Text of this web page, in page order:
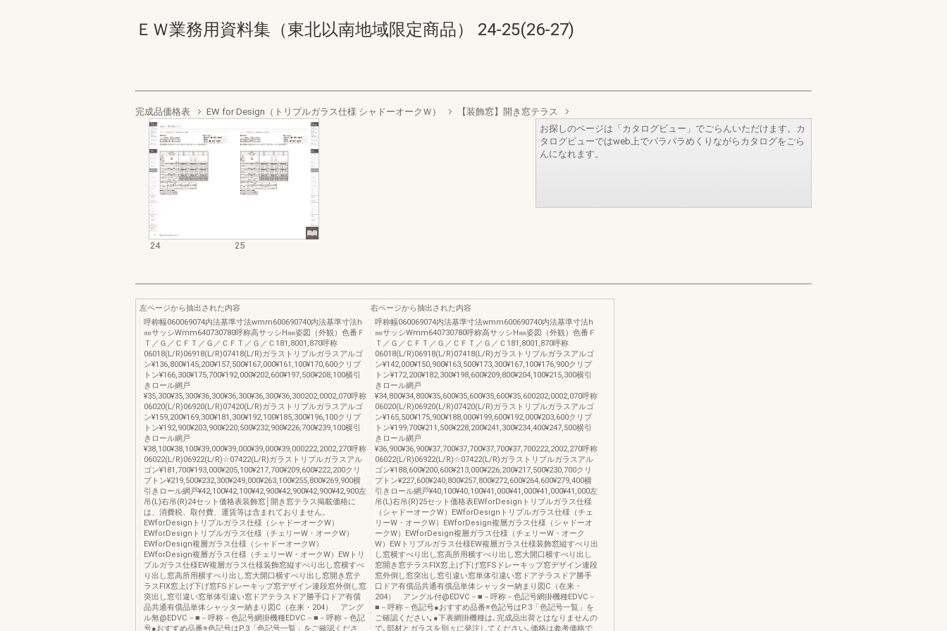
ＥＷ業務用資料集（東北以南地域限定商品） 24-25(26-27)
完成品価格表 EW for Design（トリプルガラス仕様 シャドーオークＷ） 【装飾窓】開き窓テラス
24 25
お探しのページは「カタログビュー」でごらんいただけます。カ
タログビューではweb上でパラパラめくりながらカタログをごら
んになれます。
左ページから抽出された内容
呼称幅060069074内法基準寸法wmm600690740内法基準寸法h
㎜サッシWmm640730780呼称高サッシH㎜姿図（外観）色番Ｆ
Ｔ／Ｇ／ＣＦＴ／Ｇ／ＣＦＴ／Ｇ／Ｃ181,8001,870呼称
06018(L/R)06918(L/R)07418(L/R)ガラストリプルガラスアルゴ
ン¥136,800¥145,200¥157,500¥167,000¥161,100¥170,600クリプ
トン¥166,300¥175,700¥192,000¥202,600¥197,500¥208,100横引
きロール網戸
¥35,300¥35,300¥36,300¥36,300¥36,300¥36,300202,0002,070呼称
06020(L/R)06920(L/R)07420(L/R)ガラストリプルガラスアルゴ
ン¥159,200¥169,300¥181,300¥192,100¥185,300¥196,100クリプ
トン¥192,900¥203,900¥220,500¥232,900¥226,700¥239,100横引
きロール網戸
¥38,100¥38,100¥39,000¥39,000¥39,000¥39,000222,2002,270呼称
06022(L/R)06922(L/R)☆07422(L/R)ガラストリプルガラスアル
ゴン¥181,700¥193,000¥205,100¥217,700¥209,600¥222,200クリ
プトン¥219,500¥232,300¥249,000¥263,100¥255,800¥269,900横
引きロール網戸¥42,100¥42,100¥42,900¥42,900¥42,900¥42,900左
吊(L)右吊(R)24セット価格表装飾窓│開き窓テラス掲載価格に
は、消費税、取付費、運賃等は含まれておりません。
EWforDesignトリプルガラス仕様（シャドーオークW）
EWforDesignトリプルガラス仕様（チェリーW・オークW）
EWforDesign複層ガラス仕様（シャドーオークW）
EWforDesign複層ガラス仕様（チェリーW・オークW）EWトリ
プルガラス仕様EW複層ガラス仕様装飾窓縦すべり出し窓横すべ
り出し窓高所用横すべり出し窓大開口横すべり出し窓開き窓テ
ラスFIX窓上げ下げ窓FSドレーキップ窓デザイン連段窓外倒し窓
突出し窓引違い窓単体引違い窓ドアテラスドア勝手口ドア有償
品共通有償品単体シャッター納まり図C（在来・204） アング
ル無@EDVC－■－呼称－色記号網掛機種EDVC－■－呼称－色記
号●おすすめ品番※色記号はP.3「色記号一覧」をご確認くださ
右ページから抽出された内容
呼称幅060069074内法基準寸法wmm600690740内法基準寸法h
㎜サッシWmm640730780呼称高サッシH㎜姿図（外観）色番Ｆ
Ｔ／Ｇ／ＣＦＴ／Ｇ／ＣＦＴ／Ｇ／Ｃ181,8001,870呼称
06018(L/R)06918(L/R)07418(L/R)ガラストリプルガラスアルゴ
ン¥142,000¥150,900¥163,500¥173,300¥167,100¥176,900クリプ
トン¥172,200¥182,300¥198,600¥209,800¥204,100¥215,300横引
きロール網戸
¥34,800¥34,800¥35,600¥35,600¥35,600¥35,600202,0002,070呼称
06020(L/R)06920(L/R)07420(L/R)ガラストリプルガラスアルゴ
ン¥165,500¥175,900¥188,000¥199,600¥192,000¥203,600クリプ
トン¥199,700¥211,500¥228,200¥241,300¥234,400¥247,500横引
きロール網戸
¥36,900¥36,900¥37,700¥37,700¥37,700¥37,700222,2002,270呼称
06022(L/R)06922(L/R)☆07422(L/R)ガラストリプルガラスアル
ゴン¥188,600¥200,600¥213,000¥226,200¥217,500¥230,700クリ
プトン¥227,600¥240,800¥257,800¥272,600¥264,600¥279,400横
引きロール網戸¥40,100¥40,100¥41,000¥41,000¥41,000¥41,000左
吊(L)右吊(R)25セット価格表EWforDesignトリプルガラス仕様
（シャドーオークW）EWforDesignトリプルガラス仕様（チェ
リーW・オークW）EWforDesign複層ガラス仕様（シャドーオ
ークW）EWforDesign複層ガラス仕様（チェリーW・オーク
W）EWトリプルガラス仕様EW複層ガラス仕様装飾窓縦すべり出
し窓横すべり出し窓高所用横すべり出し窓大開口横すべり出し
窓開き窓テラスFIX窓上げ下げ窓FSドレーキップ窓デザイン連段
窓外倒し窓突出し窓引違い窓単体引違い窓ドアテラスドア勝手
口ドア有償品共通有償品単体シャッター納まり図C（在来・
204） アングル付@EDVC－■－呼称－色記号網掛機種EDVC－
■－呼称－色記号●おすすめ品番※色記号はP.3「色記号一覧」を
ご確認ください｡●下表網掛機種は､完成品出荷とはなりませんの
で､部材とガラスを別々に発注してください｡価格は参考価格で